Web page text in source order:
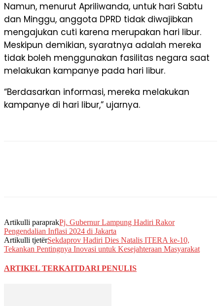
Namun, menurut Apriliwanda, untuk hari Sabtu
dan Minggu, anggota DPRD tidak diwajibkan
mengajukan cuti karena merupakan hari libur.
Meskipun demikian, syaratnya adalah mereka
tidak boleh menggunakan fasilitas negara saat
melakukan kampanye pada hari libur.
“Berdasarkan informasi, mereka melakukan
kampanye di hari libur,” ujarnya.
Artikulli paraprakPj. Gubernur Lampung Hadiri Rakor
Pengendalian Inflasi 2024 di Jakarta
Artikulli tjetërSekdaprov Hadiri Dies Natalis ITERA ke-10,
Tekankan Pentingnya Inovasi untuk Kesejahteraan Masyarakat
ARTIKEL TERKAITDARI PENULIS